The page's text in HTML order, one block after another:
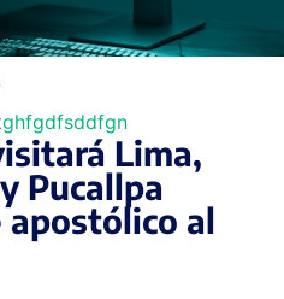
Lima,
Pucallpa
apostólico al